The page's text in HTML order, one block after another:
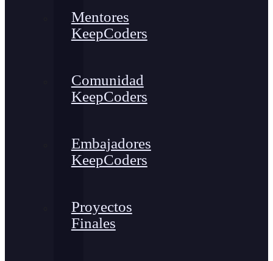
Mentores
KeepCoders
Comunidad
KeepCoders
Embajadores
KeepCoders
Proyectos
Finales